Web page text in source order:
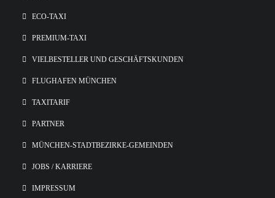
ECO-TAXI
PREMIUM-TAXI
VIELBESTELLER UND GESCHÄFTSKUNDEN
FLUGHAFEN MÜNCHEN
TAXITARIF
PARTNER
MÜNCHEN-STADTBEZIRKE-GEMEINDEN
JOBS / KARRIERE
IMPRESSUM